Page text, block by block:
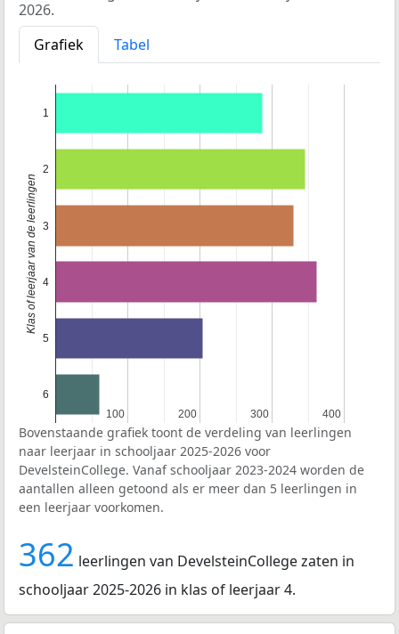
2026.
Grafiek
Tabel
100
100 200
200 300
300 400
400
1
2
3
4
5
6
Klas of leerjaar van de leerlingen
Bovenstaande grafiek toont de verdeling van leerlingen
naar leerjaar in schooljaar 2025-2026 voor
DevelsteinCollege. Vanaf schooljaar 2023-2024 worden de
aantallen alleen getoond als er meer dan 5 leerlingen in
een leerjaar voorkomen.
362 leerlingen van DevelsteinCollege zaten in
schooljaar 2025-2026 in klas of leerjaar 4.